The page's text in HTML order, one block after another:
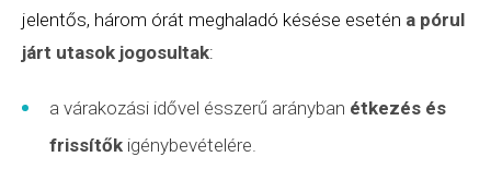
jelentős, három órát meghaladó késése esetén a pórul
járt utasok jogosultak:
a várakozási idővel ésszerű arányban étkezés és
frissítők igénybevételére.